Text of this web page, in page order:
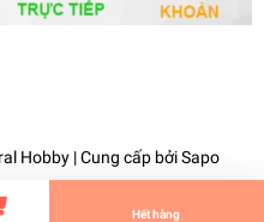
Hobby | Cung cấp bởiSapo
RG 1/144 Caledbwlch Honoo
Toán
Hết hàng